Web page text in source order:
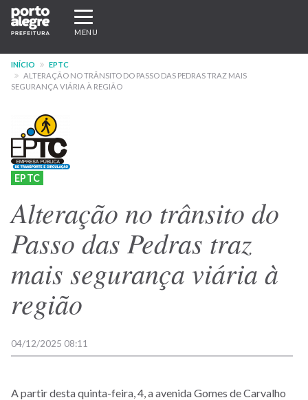
Pular
para
conteúdo
principal
Expandir/recolher
navegação
MENU
INÍCIO
EPTC
ALTERAÇÃO NO TRÂNSITO DO PASSO DAS PEDRAS TRAZ MAIS
SEGURANÇA VIÁRIA À REGIÃO
EPTC
Alteração no trânsito do
Passo das Pedras traz
mais segurança viária à
região
04/12/2025 08:11
A partir desta quinta-feira, 4, a avenida Gomes de Carvalho